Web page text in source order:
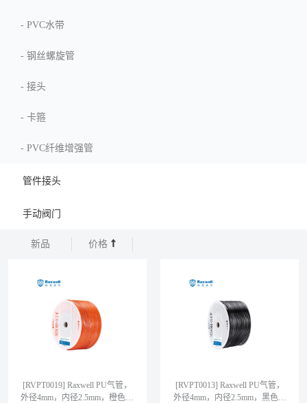
- PVC水带
- 钢丝螺旋管
- 接头
- 卡箍
- PVC纤维增强管
管件接头
手动阀门
新品 价格
[RVPT0019] Raxwell PU气管，
外径4mm，内径2.5mm，橙色，
[RVPT0013] Raxwell PU气管，
外径4mm，内径2.5mm，黑色，